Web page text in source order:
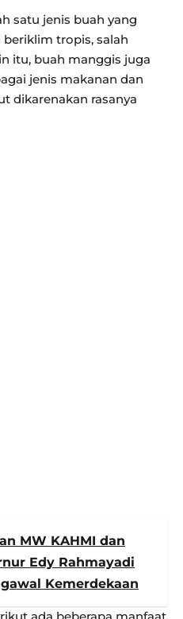
satu jenis buah yang
tropis, salah
itu, buah manggis juga
jenis makanan dan
dikarenakan rasanya
MW KAHMI dan
Edy Rahmayadi
Kemerdekaan